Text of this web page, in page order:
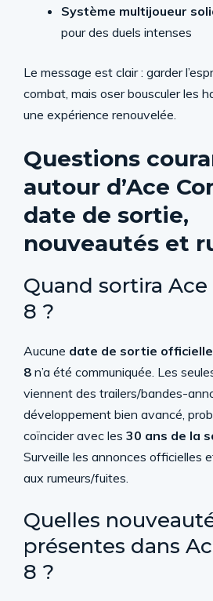
Système multijoueur
pour des duels intenses
Le message est clair : garder
combat, mais oser bousculer les
une expérience renouvelée.
Questions
autour d’Ace
date de sortie,
nouveautés et
Quand sortira
8 ?
Aucune date de sortie
8 n’a été communiquée. Les
viennent des trailers/bandes-
développement bien avancé,
coïncider avec les 30 ans de la
Surveille les annonces officielles
aux rumeurs/fuites.
Quelles
présentes dans
8 ?